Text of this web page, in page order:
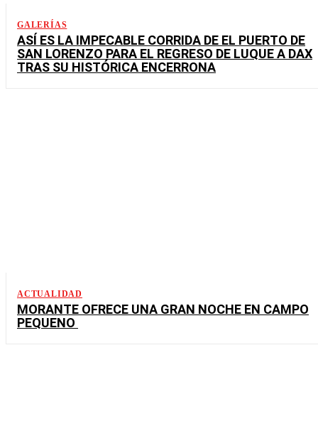
GALERÍAS
ASÍ ES LA IMPECABLE CORRIDA DE EL PUERTO DE
SAN LORENZO PARA EL REGRESO DE LUQUE A DAX
TRAS SU HISTÓRICA ENCERRONA
ACTUALIDAD
MORANTE OFRECE UNA GRAN NOCHE EN CAMPO
PEQUENO